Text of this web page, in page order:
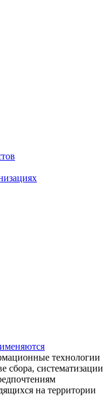
технологии
сбора, систематизации
на территории